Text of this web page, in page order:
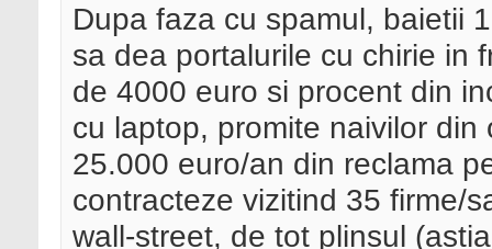
Dupa faza cu spamul, baietii
sa dea portalurile cu chirie in
de 4000 euro si procent din
cu laptop, promite naivilor
25.000 euro/an din reclama
contracteze vizitind 35 firme/
wall-street, de tot plinsul